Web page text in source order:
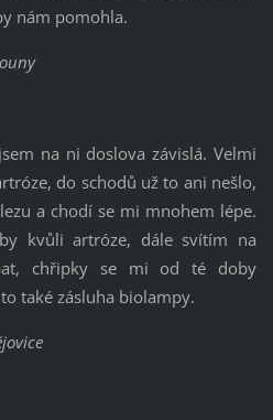
nám pomohla.
na ni doslova závislá. Velmi
do schodů už to ani nešlo,
a chodí se mi mnohem lépe.
kvůli artróze, dále svítím na
chřipky se mi od té doby
také zásluha biolampy.